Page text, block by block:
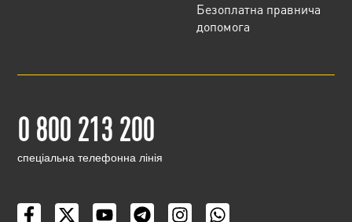
Безоплатна правнича
допомога
0 800 213 200
cпеціальна телефонна лінія